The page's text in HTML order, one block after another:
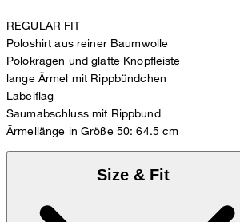
REGULAR FIT
Poloshirt aus reiner Baumwolle
Polokragen und glatte Knopfleiste
lange Ärmel mit Rippbündchen
Labelflag
Saumabschluss mit Rippbund
Ärmellänge in Größe 50: 64.5 cm
Size & Fit